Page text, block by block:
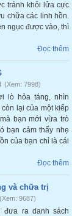
tránh khỏi lửa cực
chữa các linh hồn.
ngục được vào, thì
Đọc thêm
(Xem: 7998)
lò hỏa táng, nhìn
lại của một kiếp
bạn mới vừa trò
bạn cảm thấy nhẹ
của bạn chỉ là cái
Đọc thêm
và chữa trị
(Xem: 9687)
đưa ra danh sách